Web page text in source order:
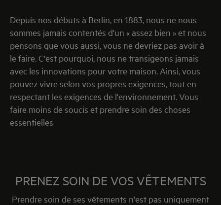
Depuis nos débuts à Berlin, en 1883, nous ne nous
sommes jamais contentés d'un « assez bien » et nous
pensons que vous aussi, vous ne devriez pas avoir à
le faire. C'est pourquoi, nous ne transigeons jamais
avec les innovations pour votre maison. Ainsi, vous
pouvez vivre selon vos propres exigences, tout en
respectant les exigences de l'environnement. Vous
faire moins de soucis et prendre soin des choses
essentielles
PRENEZ SOIN DE VOS VÊTEMENTS
Prendre soin de ses vêtements n'est pas uniquement